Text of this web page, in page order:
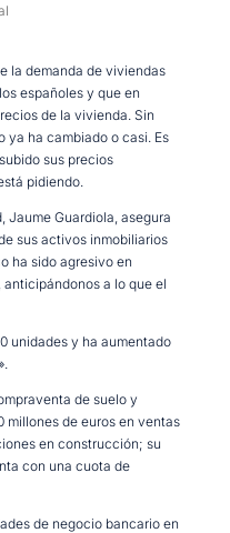
la demanda de viviendas
españoles y que en
de la vivienda. Sin
ya ha cambiado o casi. Es
sus precios
pidiendo.
Jaume Guardiola, asegura
sus activos inmobiliarios
ha sido agresivo en
a lo que el
unidades y ha aumentado
de suelo y
millones de euros en ventas
en construcción; su
con una cuota de
de negocio bancario en